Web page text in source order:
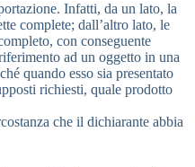
Infatti, da un lato, la
complete; dall’altro lato, le
con conseguente
ad un oggetto in una
quando esso sia presentato
richiesti, quale prodotto
che il dichiarante abbia